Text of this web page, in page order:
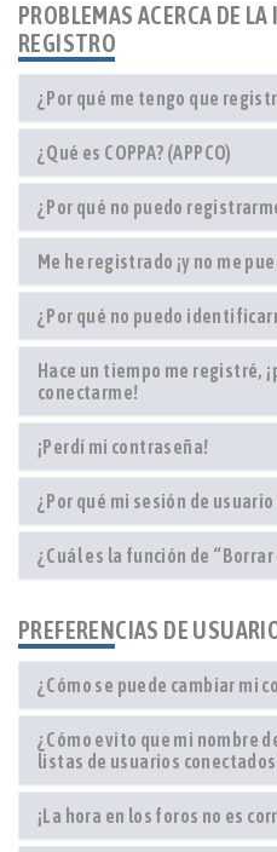
PROBLEMAS ACERCA DE
REGISTRO
¿Por qué me tengo que
¿Qué es COPPA? (APPCO)
¿Por qué no puedo
Me he registrado ¡y no me
¿Por qué no puedo
Hace un tiempo me registré,
conectarme!
¡Perdí mi contraseña!
¿Por qué mi sesión de
¿Cuál es la función de “Borrar
PREFERENCIAS DE
¿Cómo se puede cambiar mi
¿Cómo evito que mi nombre
listas de usuarios
¡La hora en los foros no es